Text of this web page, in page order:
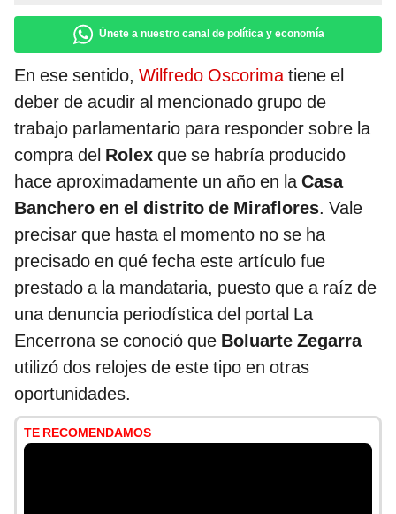
Únete a nuestro canal de política y economía
En ese sentido, Wilfredo Oscorimatiene el
deber de acudir al mencionado grupo de
trabajo parlamentario para responder sobre la
compra del Rolex que se habría producido
hace aproximadamente un año en laCasa
Banchero en el distrito de Miraflores. Vale
precisar que hasta el momento no se ha
precisado en qué fecha este artículo fue
prestado a la mandataria, puesto que a raíz de
una denuncia periodística del portal La
Encerrona se conoció que Boluarte Zegarra
utilizó dos relojes de este tipo en otras
oportunidades.
TE RECOMENDAMOS